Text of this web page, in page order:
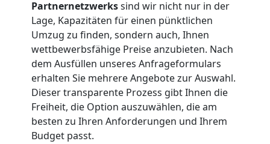
Partnernetzwerkssind wir nicht nur in der
Lage, Kapazitäten für einen pünktlichen
Umzug zu finden, sondern auch, Ihnen
wettbewerbsfähige Preise anzubieten. Nach
dem Ausfüllen unseres Anfrageformulars
erhalten Sie mehrere Angebote zur Auswahl.
Dieser transparente Prozess gibt Ihnen die
Freiheit, die Option auszuwählen, die am
besten zu Ihren Anforderungen und Ihrem
Budget passt.
Feldkirch
Mini
Umzug
Feldkirch